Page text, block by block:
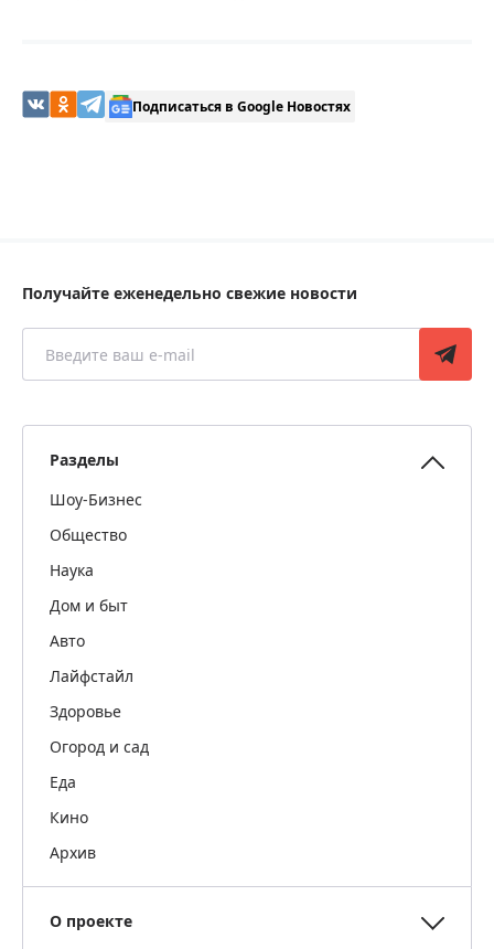
Подписаться в Google Новостях
Получайте еженедельно свежие новости
Разделы
Шоу-Бизнес
Общество
Наука
Дом и быт
Авто
Лайфстайл
Здоровье
Огород и сад
Еда
Кино
Архив
О проекте